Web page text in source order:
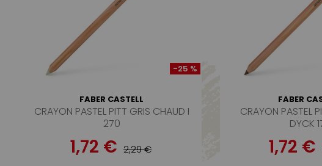
-25 %
FABER CASTELL
CRAYON PASTEL PITT GRIS CHAUD I
270
1,72 € 2,29 €
FABER
CRAYON PASTEL
DYCK
1,72 €